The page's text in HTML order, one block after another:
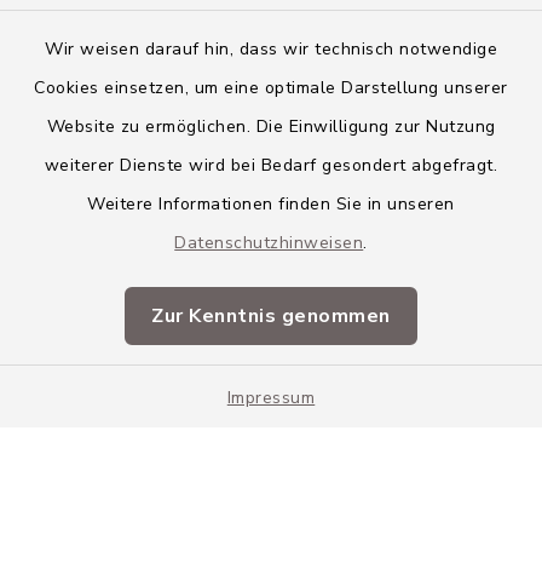
Wir weisen darauf hin, dass wir technisch notwendige
Cookies einsetzen, um eine optimale Darstellung unserer
Website zu ermöglichen. Die Einwilligung zur Nutzung
weiterer Dienste wird bei Bedarf gesondert abgefragt.
Weitere Informationen finden Sie in unseren
Datenschutzhinweisen.
Zur Kenntnis genommen
Impressum
Barrierefreiheit
Impressum
Sitemap